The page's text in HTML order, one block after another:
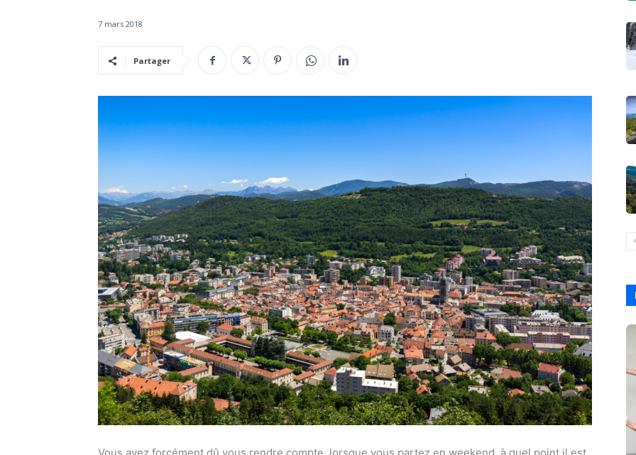
7 mars 2018
Partager